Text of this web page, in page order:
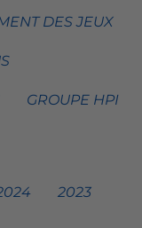
DES JEUX
GROUPE HPI
2023